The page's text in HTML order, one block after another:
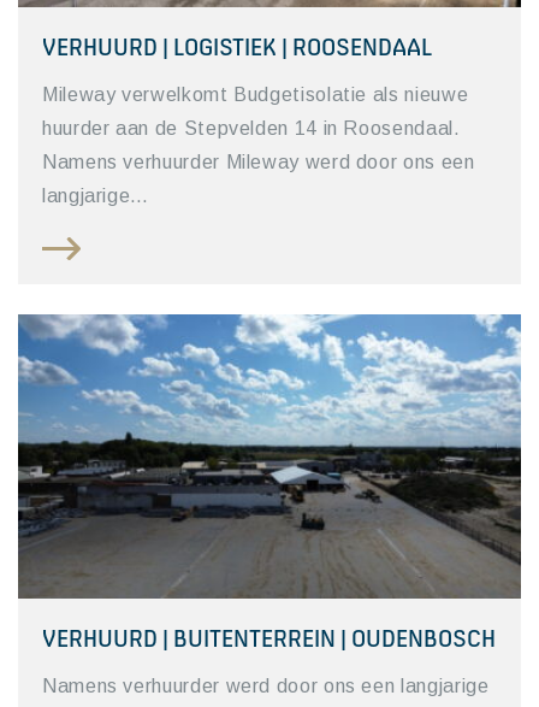
VERHUURD | LOGISTIEK | ROOSENDAAL
Mileway verwelkomt Budgetisolatie als nieuwe
huurder aan de Stepvelden 14 in Roosendaal.
Namens verhuurder Mileway werd door ons een
langjarige…
VERHUURD | BUITENTERREIN | OUDENBOSCH
Namens verhuurder werd door ons een langjarige